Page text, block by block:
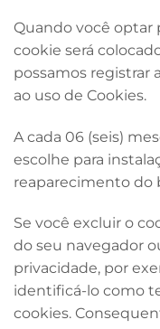
Quando você optar
cookie será
possamos registrar
ao uso de Cookies.
A cada 06 (seis)
escolhe para
reaparecimento do
Se você excluir o
do seu navegador
privacidade, por
identificá-lo como
cookies.